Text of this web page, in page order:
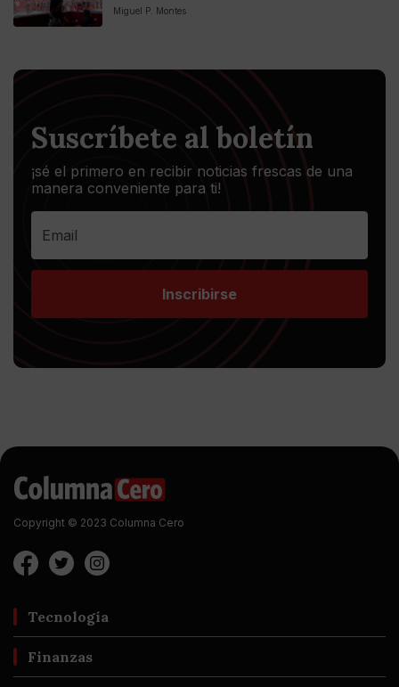
Miguel P. Montes
Suscríbete al boletín
¡sé el primero en recibir noticias frescas de una
manera conveniente para ti!
Inscribirse
Copyright © 2023 Columna Cero
Tecnología
Finanzas